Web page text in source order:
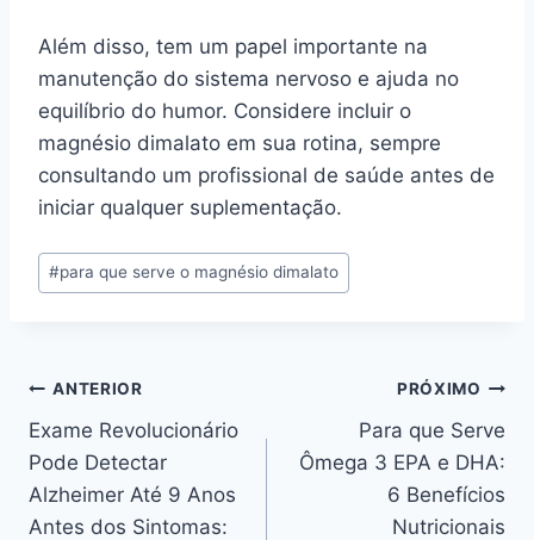
Além disso, tem um papel importante na
manutenção do sistema nervoso e ajuda no
equilíbrio do humor. Considere incluir o
magnésio dimalato em sua rotina, sempre
consultando um profissional de saúde antes de
iniciar qualquer suplementação.
Tags
do
#para que serve o magnésio dimalato
Navegação
de
Post
ANTERIOR
Exame Revolucionário
Pode Detectar
Alzheimer Até 9 Anos
Antes dos Sintomas:
PRÓXIMO
Para que Serve
Ômega 3 EPA e DHA:
6 Benefícios
Nutricionais